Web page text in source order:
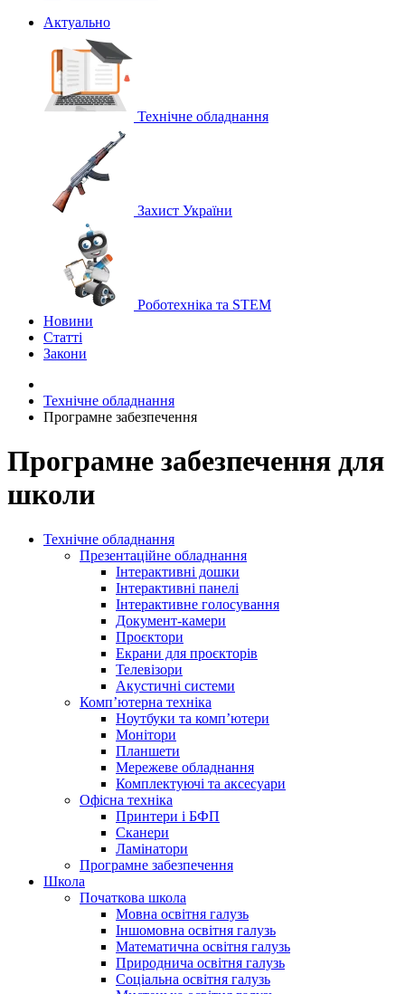
Актуально
Технічне обладнання
Захист України
Роботехніка та STEM
Новини
Статті
Закони
Технічне обладнання
Програмне забезпечення
Програмне забезпечення для
школи
Технічне обладнання
Презентаційне обладнання
Інтерактивні дошки
Інтерактивні панелі
Інтерактивне голосування
Документ-камери
Проєктори
Екрани для проєкторів
Телевізори
Акустичні системи
Комп’ютерна техніка
Ноутбуки та комп’ютери
Монітори
Планшети
Мережеве обладнання
Комплектуючі та аксесуари
Офісна техніка
Принтери і БФП
Сканери
Ламінатори
Програмне забезпечення
Школа
Початкова школа
Мовна освітня галузь
Іншомовна освітня галузь
Математична освітня галузь
Природнича освітня галузь
Соціальна освітня галузь